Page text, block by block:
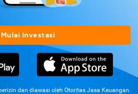
Mulai Investasi
dan diawasi oleh Otoritas Jasa Keuangan.